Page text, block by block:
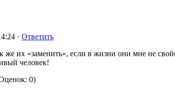
· Ответить
же их «заменить», если в жизни они мне не
человек!
0)